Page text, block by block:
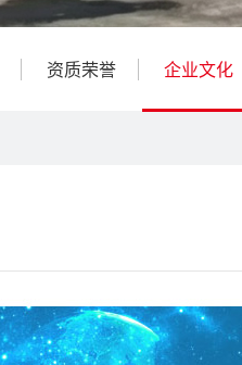
资质荣誉 企业文化